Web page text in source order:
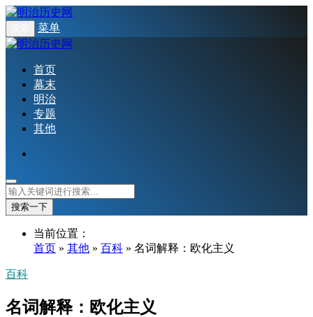
菜单
首页
幕末
明治
专题
其他
搜索一下
当前位置：
首页 » 其他 » 百科 » 名词解释：欧化主义
百科
名词解释：欧化主义